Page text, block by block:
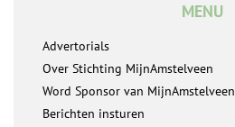
MENU
Advertorials
Over Stichting MijnAmstelveen
Word Sponsor van MijnAmstelveen
Berichten insturen